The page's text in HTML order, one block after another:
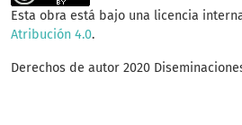
Esta obra está bajo una licencia
Atribución 4.0.
Derechos de autor 2020